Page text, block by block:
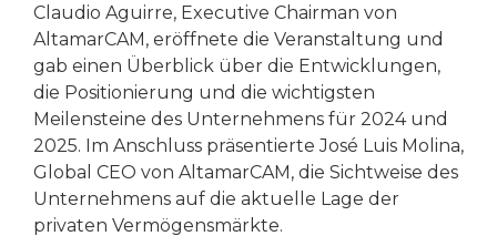
Claudio Aguirre, Executive Chairman von
AltamarCAM, eröffnete die Veranstaltung und
gab einen Überblick über die Entwicklungen,
die Positionierung und die wichtigsten
Meilensteine des Unternehmens für 2024 und
2025. Im Anschluss präsentierte José Luis Molina,
Global CEO von AltamarCAM, die Sichtweise des
Unternehmens auf die aktuelle Lage der
privaten Vermögensmärkte.